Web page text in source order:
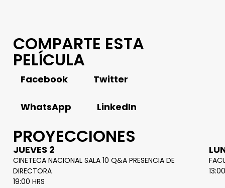
COMPARTE ESTA
PELÍCULA
Facebook Twitter
WhatsApp LinkedIn
PROYECCIONES
JUEVES 2
CINETECA NACIONAL SALA 10 Q&A PRESENCIA DE
DIRECTORA
19:00 HRS